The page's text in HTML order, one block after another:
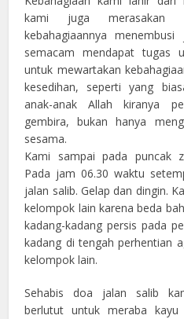
kami juga merasakan
kebahagiaannya
semacam mendapat tugas
untuk mewartakan
kesedihan, seperti yang
anak-anak Allah kiranya
gembira, bukan hanya
sesama.
Kami sampai pada puncak
Pada jam 06.30 waktu
jalan salib. Gelap dan dingin.
kelompok lain karena beda
kadang-kadang persis pada
kadang di tengah perhentian
kelompok lain.
Sehabis doa jalan salib
berlutut untuk meraba